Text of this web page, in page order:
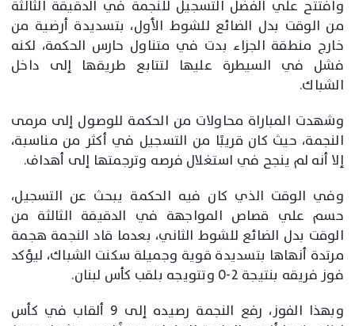
وافتتح علي الفضل التسجيل للنجمة في الدقيقة الثالثة
من الوقت بدل الضائع للشوط الأول، بتسديدة أرضية من
خارج منطقة الجزاء بدت في متناول حارس الحكمة، لكنه
فشل في السيطرة عليها لتتابع طريقها إلى داخل
الشباك.
وشهدت المباراة محاولات من الحكمة للوصول إلى مرمى
النجمة، حيث كان قريبًا من التسجيل في أكثر من مناسبة،
إلا أنه لم ينجح في استغلال فرصه وترجمتها إلى أهداف.
وفي الوقت الذي كان فيه الحكمة يبحث عن التسجيل،
حسم علي قصاص المواجهة في الدقيقة الثالثة من
الوقت بدل الضائع للشوط الثاني، بعدما قاد النجمة هجمة
مرتدة أنهاها بتسديدة قوية وجميلة سكنت الشباك، ليؤكد
فوز فريقه بنتيجة 2-0 وتتويجه بلقب كأس لبنان.
وبهذا الفوز، رفع النجمة رصيده إلى 9 ألقاب في كأس